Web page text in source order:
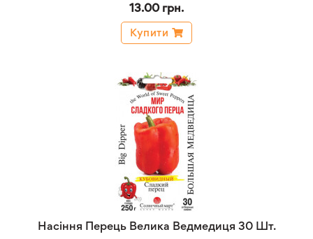
13.00 грн.
Купити
Насіння Перець Велика Ведмедиця 30 Шт.